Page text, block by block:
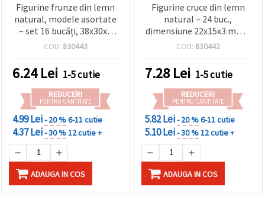
Figurine frunze din lemn
natural, modele asortate
– set 16 bucăți, 38x30x3
mm, finisaj neted –
scrapbooking,
împachetare cadouri și
proiecte DIY creative
COD: 830443
6.24Lei 1-5 cutie
REDUCERI
PENTRU CANTITATE
4.99 Lei- 20 %6-11 cutie
4.37 Lei- 30 %12 cutie +
ADAUGA IN COS
Figurine cruce din lemn
natural – 24 buc.,
dimensiune 22x15x3 mm –
finisaj neted, perfecte
scrapbooking,
împachetare cadouri și
proiecte DIY/handmade
COD: 830442
7.28 Lei 1-5 cutie
REDUCERI
PENTRU CANTITATE
5.82 Lei- 20 %6-11 cutie
5.10 Lei- 30 %12 cutie +
ADAUGA IN COS